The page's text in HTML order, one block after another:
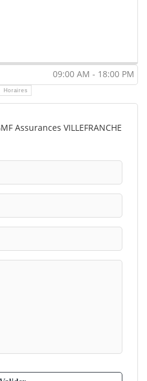
09:00 AM - 18:00 PM
Horaires
Assurances VILLEFRANCHE